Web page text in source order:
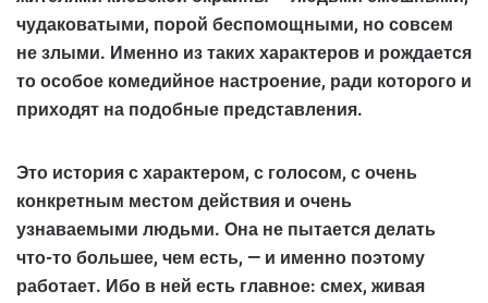
чудаковатыми, порой беспомощными, но совсем
не злыми. Именно из таких характеров и рождается
то особое комедийное настроение, ради которого и
приходят на подобные представления.
Это история с характером, с голосом, с очень
конкретным местом действия и очень
узнаваемыми людьми. Она не пытается делать
что-то большее, чем есть, — и именно поэтому
работает. Ибо в ней есть главное: смех, живая